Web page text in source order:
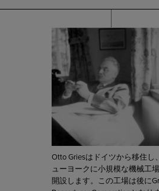
Otto Griesはドイツから移住し
ューヨークに小規模な機械工
開設します。この工場は後に